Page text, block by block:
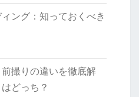
ング：知っておくべき
撮りの違いを徹底解
どっち？